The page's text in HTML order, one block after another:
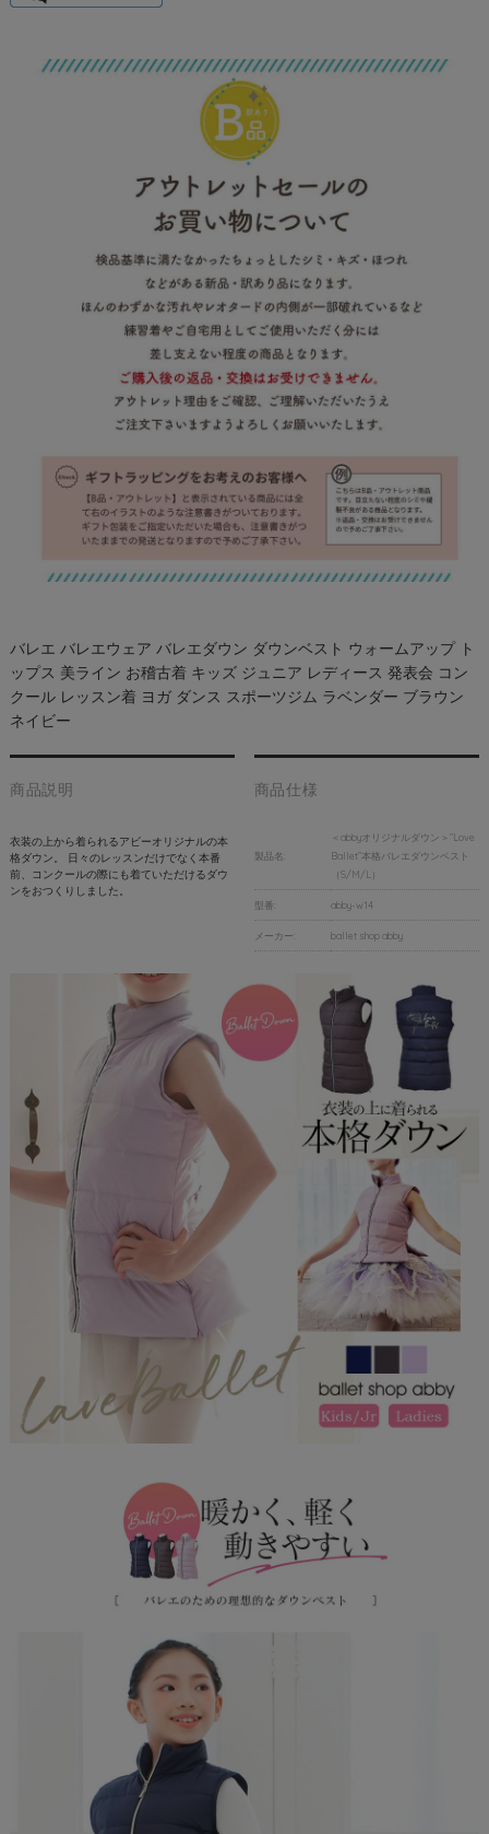
バレエ バレエウェア バレエダウン ダウンベスト ウォームアップ ト
ップス 美ライン お稽古着 キッズ ジュニア レディース 発表会 コン
クール レッスン着 ヨガ ダンス スポーツジム ラベンダー ブラウン
ネイビー
商品説明
衣装の上から着られるアビーオリジナルの本
格ダウン。 日々のレッスンだけでなく本番
前、コンクールの際にも着ていただけるダウ
ンをおつくりしました。
商品仕様
製品名:
＜abbyオリジナルダウン＞“Love
Ballet”本格バレエダウンベスト
（S/M/L）
型番: abby-w14
メーカー: ballet shop abby